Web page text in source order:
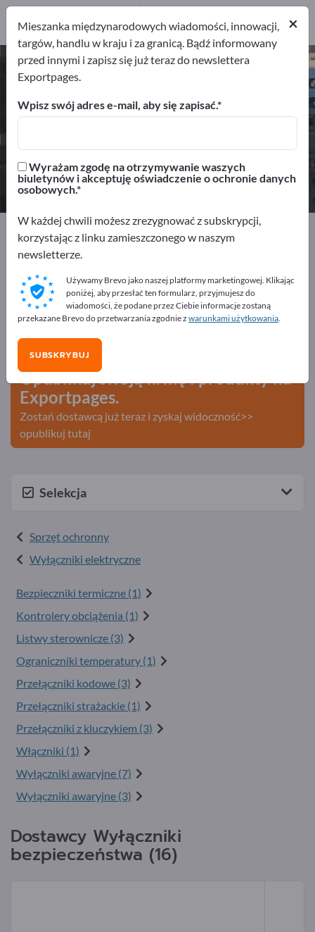
Wyłączniki bezpieczeństwa –
znajdź producentów i dostawców
Dystrybutorów
2
Dystrybutorów
2
Exportpages
Bezpieczeństwo i ochrona
Sprzęt ochronny
Wyłączniki bezpieczeństwa
Reklamuj się bezpłatnie w serwisie
Exportpages!
Szukaj – Oferty – Towary używane – Kontakty biznesowe
>> zacznij tutaj
Opublikuj swoją firmę i produkty na
Exportpages.
Zostań dostawcą już teraz i zyskaj widoczność>>
opublikuj tutaj
Selekcja
Sprzęt ochronny
Wyłączniki elektryczne
Bezpieczniki termiczne (1)
Kontrolery obciążenia (1)
Listwy sterownicze (3)
Ograniczniki temperatury (1)
Przełączniki kodowe (3)
Przełączniki strażackie (1)
Przełączniki z kluczykiem (3)
Włączniki (1)
Wyłączniki awaryjne (7)
Wyłączniki awaryjne (3)
Dostawcy Wyłączniki
bezpieczeństwa (16)
×
Mieszanka międzynarodowych wiadomości, innowacji,
targów, handlu w kraju i za granicą. Bądź informowany
przed innymi i zapisz się już teraz do newslettera
Exportpages.
Wpisz swój adres e-mail, aby się zapisać.
Wyrażam zgodę na otrzymywanie waszych
biuletynów i akceptuję oświadczenie o ochronie danych
osobowych.
W każdej chwili możesz zrezygnować z subskrypcji,
korzystając z linku zamieszczonego w naszym
newsletterze.
Używamy Brevo jako naszej platformy marketingowej. Klikając
poniżej, aby przesłać ten formularz, przyjmujesz do
wiadomości, że podane przez Ciebie informacje zostaną
przekazane Brevo do przetwarzania zgodnie z warunkami użytkowania.
SUBSKRYBUJ